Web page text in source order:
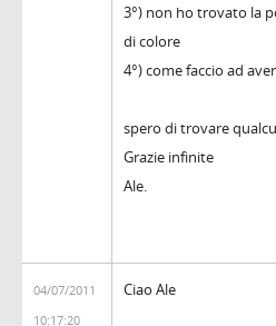
3°) non ho trovato la
di colore
4°) come faccio ad
spero di trovare
Grazie infinite
Ale.
04/07/2011
10:17:20
Ciao Ale